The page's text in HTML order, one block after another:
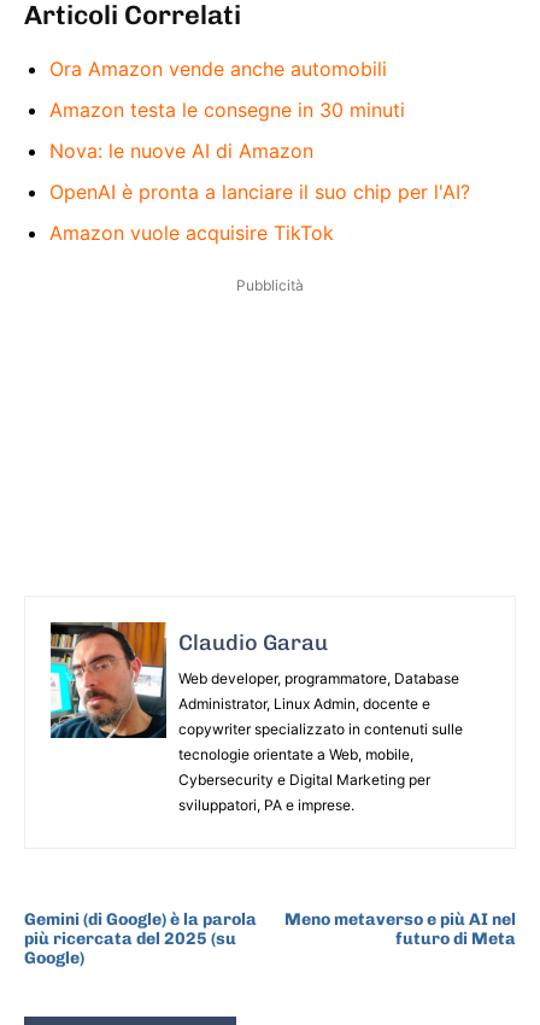
Articoli Correlati
Ora Amazon vende anche automobili
Amazon testa le consegne in 30 minuti
Nova: le nuove AI di Amazon
OpenAI è pronta a lanciare il suo chip per l'AI?
Amazon vuole acquisire TikTok
Pubblicità
Claudio Garau
Web developer, programmatore, Database
Administrator, Linux Admin, docente e
copywriter specializzato in contenuti sulle
tecnologie orientate a Web, mobile,
Cybersecurity e Digital Marketing per
sviluppatori, PA e imprese.
Gemini (di Google) è la parola
più ricercata del 2025 (su
Google)
Meno metaverso e più AI nel
futuro di Meta